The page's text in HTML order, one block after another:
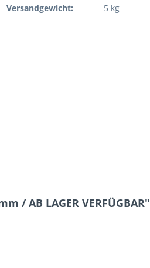
Versandgewicht:
5 kg
/ AB LAGER VERFÜGBAR"